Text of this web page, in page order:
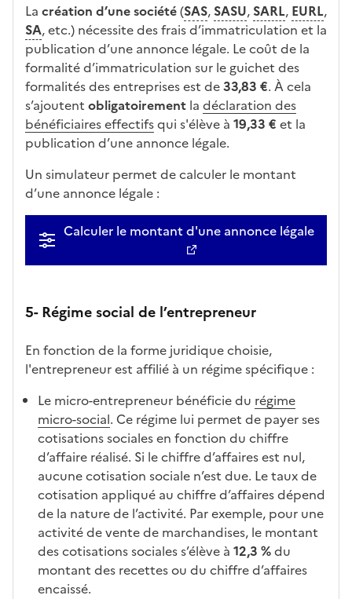
La création d’une société(SAS, SASU, SARL, EURL,
SA, etc.) nécessite des frais d’immatriculation et la
publication d’une annonce légale. Le coût de la
formalité d’immatriculation sur le guichet des
formalités des entreprises est de33,83 €. À cela
s’ajoutent obligatoirement la déclaration des
bénéficiaires effectifsqui s'élève à 19,33 € et la
publication d’une annonce légale.
Un simulateur permet de calculer le montant
d’une annonce légale :
Calculer le montant d'une annonce légale
5- Régime social de l’entrepreneur
En fonction de la forme juridique choisie,
l'entrepreneur est affilié à un régime spécifique :
Le micro-entrepreneur bénéficie du régime
micro-social. Ce régime lui permet de payer ses
cotisations sociales en fonction du chiffre
d’affaire réalisé. Si le chiffre d’affaires est nul,
aucune cotisation sociale n’est due. Le taux de
cotisation appliqué au chiffre d’affaires dépend
de la nature de l’activité. Par exemple, pour une
activité de vente de marchandises, le montant
des cotisations sociales s’élève à 12,3 %du
montant des recettes ou du chiffre d’affaires
encaissé.